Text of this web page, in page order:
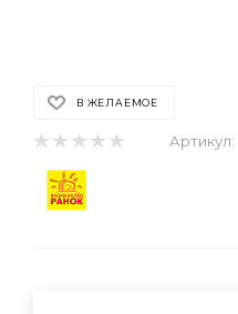
В ЖЕЛАЕМОЕ
Артикул: